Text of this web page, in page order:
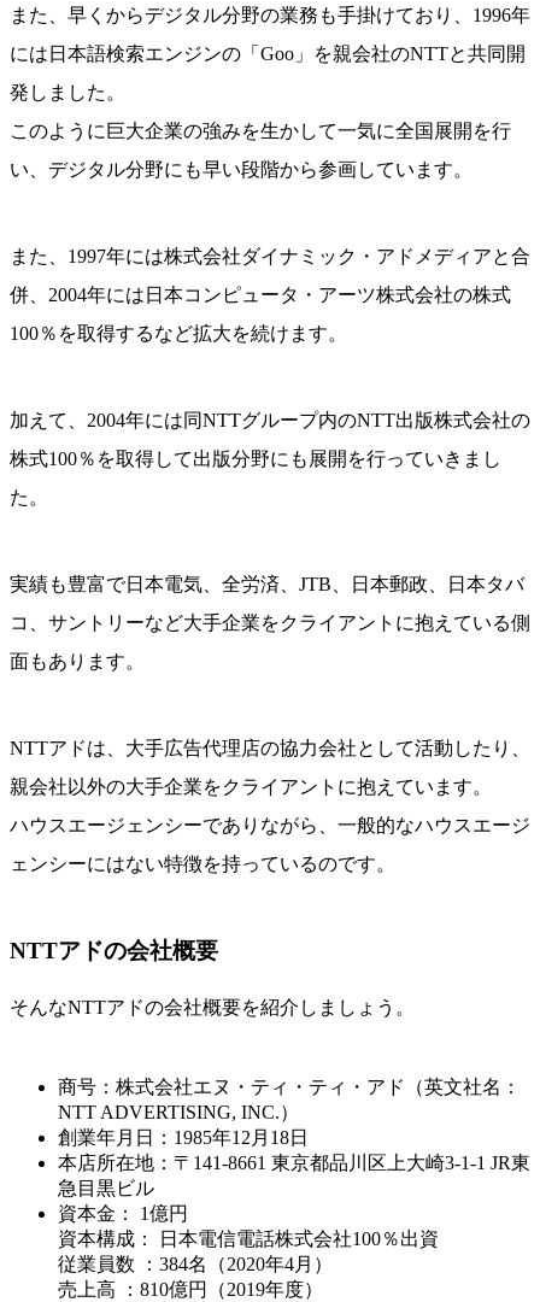
また、早くからデジタル分野の業務も手掛けており、1996年
には日本語検索エンジンの「Goo」を親会社のNTTと共同開
発しました。
このように巨大企業の強みを生かして一気に全国展開を行
い、デジタル分野にも早い段階から参画しています。
また、1997年には株式会社ダイナミック・アドメディアと合
併、2004年には日本コンピュータ・アーツ株式会社の株式
100％を取得するなど拡大を続けます。
加えて、2004年には同NTTグループ内のNTT出版株式会社の
株式100％を取得して出版分野にも展開を行っていきまし
た。
実績も豊富で日本電気、全労済、JTB、日本郵政、日本タバ
コ、サントリーなど大手企業をクライアントに抱えている側
面もあります。
NTTアドは、大手広告代理店の協力会社として活動したり、
親会社以外の大手企業をクライアントに抱えています。
ハウスエージェンシーでありながら、一般的なハウスエージ
ェンシーにはない特徴を持っているのです。
NTTアドの会社概要
そんなNTTアドの会社概要を紹介しましょう。
商号：株式会社エヌ・ティ・ティ・アド（英文社名：
NTT ADVERTISING, INC.）
創業年月日：1985年12月18日
本店所在地：〒141-8661 東京都品川区上大崎3-1-1 JR東
急目黒ビル
資本金： 1億円
資本構成： 日本電信電話株式会社100％出資
従業員数 ：384名（2020年4月）
売上高 ：810億円（2019年度）